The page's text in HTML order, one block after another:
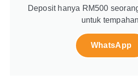
Deposit hanya RM500
untuk
WhatsApp